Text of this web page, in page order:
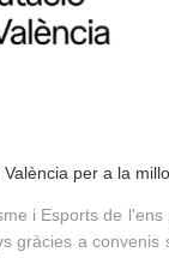
per a la
i Esports de
a